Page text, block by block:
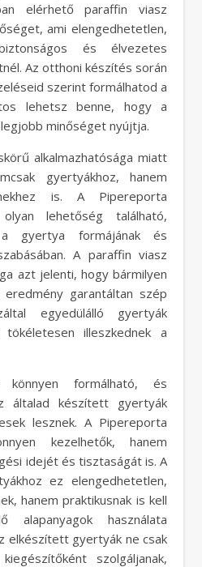
elérhető paraffin viasz
ami elengedhetetlen,
és élvezetes
Az otthoni készítés során
szerint formálhatod a
lehetsz benne, hogy a
minőséget nyújtja.
alkalmazhatósága miatt
gyertyákhoz, hanem
is. A Pipereporta
lehetőség található,
gyertya formájának és
A paraffin viasz
azt jelenti, hogy bármilyen
garantáltan szép
egyedülálló gyertyák
illeszkednek a
formálható, és
általad készített gyertyák
lesznek. A Pipereporta
kezelhetők, hanem
idejét és tisztaságát is. A
ez elengedhetetlen,
hanem praktikusnak is kell
alapanyagok használata
elkészített gyertyák ne csak
szolgáljanak,